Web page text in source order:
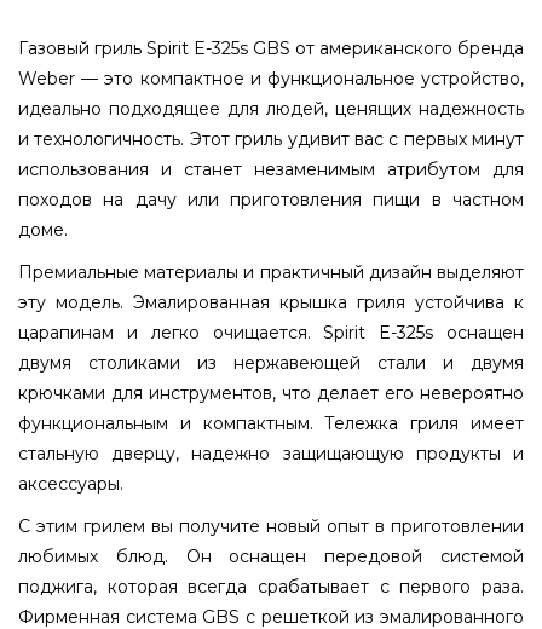
Газовый гриль Spirit E-325s GBS от американского бренда
Weber — это компактное и функциональное устройство,
идеально подходящее для людей, ценящих надежность
и технологичность. Этот гриль удивит вас с первых минут
использования и станет незаменимым атрибутом для
походов на дачу или приготовления пищи в частном
доме.
Премиальные материалы и практичный дизайн выделяют
эту модель. Эмалированная крышка гриля устойчива к
царапинам и легко очищается. Spirit E-325s оснащен
двумя столиками из нержавеющей стали и двумя
крючками для инструментов, что делает его невероятно
функциональным и компактным. Тележка гриля имеет
стальную дверцу, надежно защищающую продукты и
аксессуары.
С этим грилем вы получите новый опыт в приготовлении
любимых блюд. Он оснащен передовой системой
поджига, которая всегда срабатывает с первого раза.
Фирменная система GBS с решеткой из эмалированного